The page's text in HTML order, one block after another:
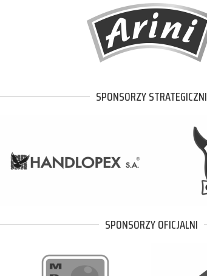
SPONSORZY STRATEGICZNI
SPONSORZY OFICJALNI